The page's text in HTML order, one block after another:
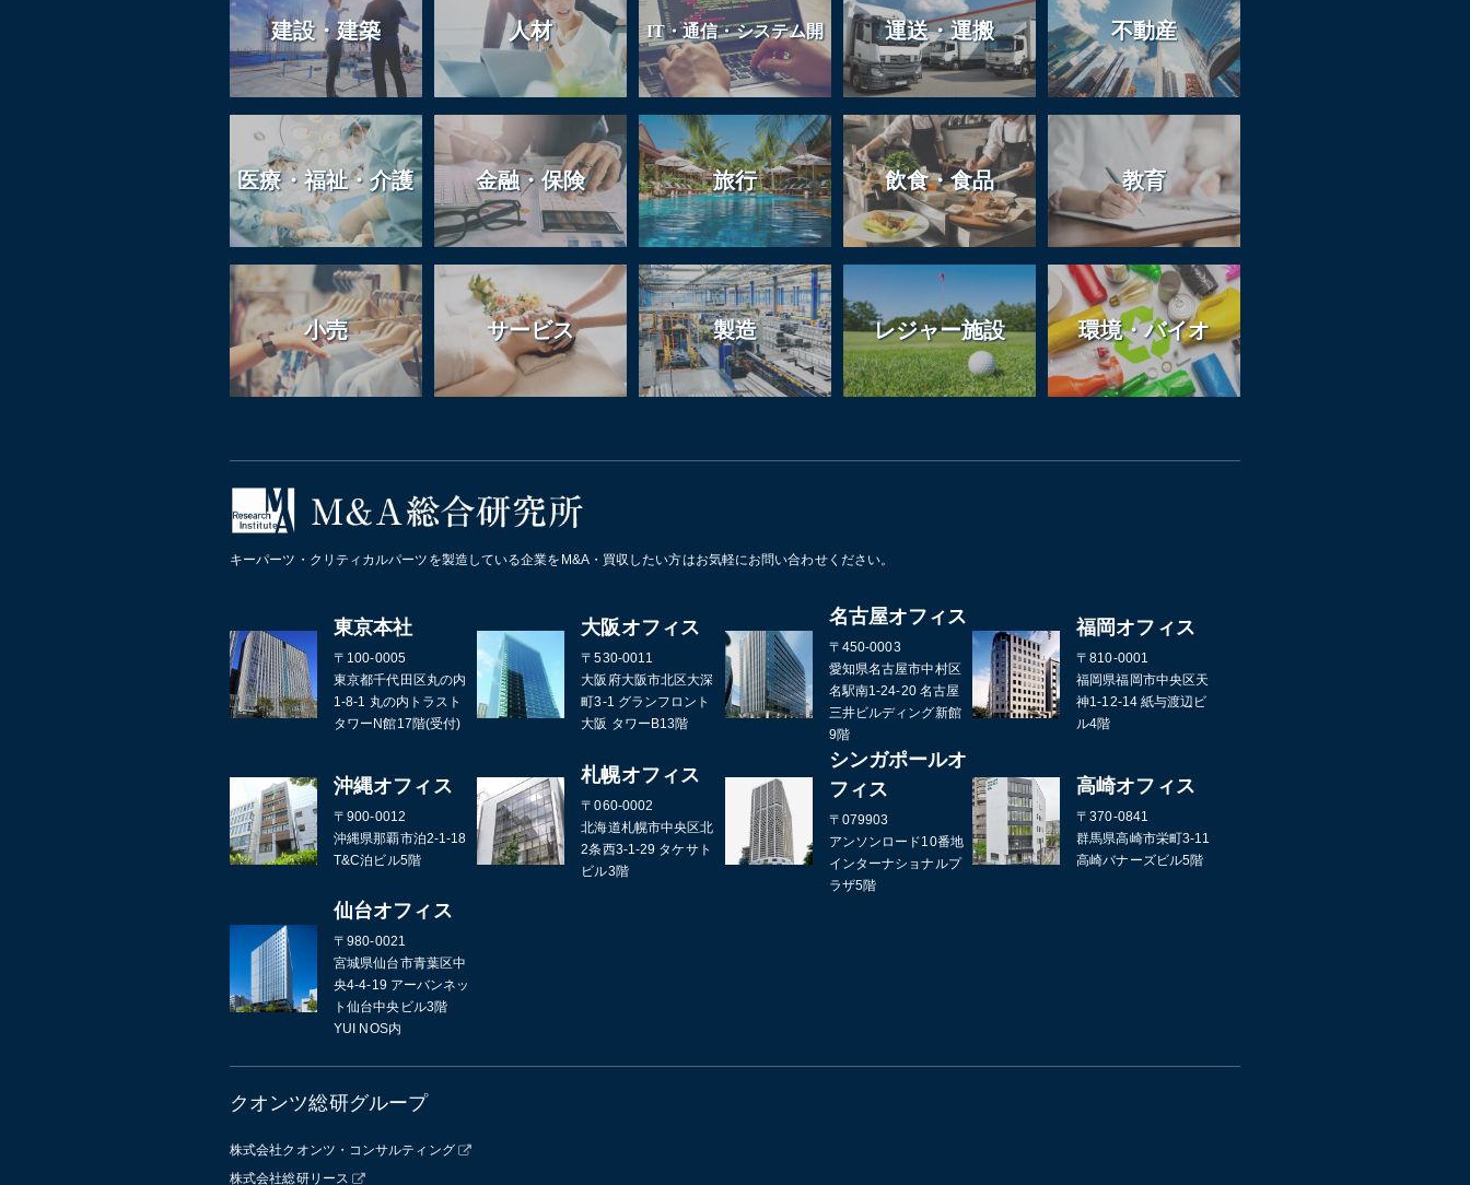
建設・建築 人材 IT・通信・システム開
発
運送・運搬 不動産
医療・福祉・介護 金融・保険 旅行 飲食・食品 教育
小売 サービス 製造 レジャー施設 環境・バイオ
キーパーツ・クリティカルパーツを製造している企業をM&A・買収したい方はお気軽にお問い合わせください。
東京本社
〒100-0005
東京都千代田区丸の内
1-8-1 丸の内トラスト
タワーN館17階(受付)
大阪オフィス
〒530-0011
大阪府大阪市北区大深
町3-1 グランフロント
大阪 タワーB13階
名古屋オフィス
〒450-0003
愛知県名古屋市中村区
名駅南1-24-20 名古屋
三井ビルディング新館
9階
福岡オフィス
〒810-0001
福岡県福岡市中央区天
神1-12-14 紙与渡辺ビ
ル4階
沖縄オフィス
〒900-0012
沖縄県那覇市泊2-1-18
T&C泊ビル5階
札幌オフィス
〒060-0002
北海道札幌市中央区北
2条西3-1-29 タケサト
ビル3階
シンガポールオ
フィス
〒079903
アンソンロード10番地
インターナショナルプ
ラザ5階
高崎オフィス
〒370-0841
群馬県高崎市栄町3-11
高崎バナーズビル5階
仙台オフィス
〒980-0021
宮城県仙台市青葉区中
央4-4-19 アーバンネッ
ト仙台中央ビル3階
YUI NOS内
クオンツ総研グループ
株式会社クオンツ・コンサルティング
株式会社総研リース